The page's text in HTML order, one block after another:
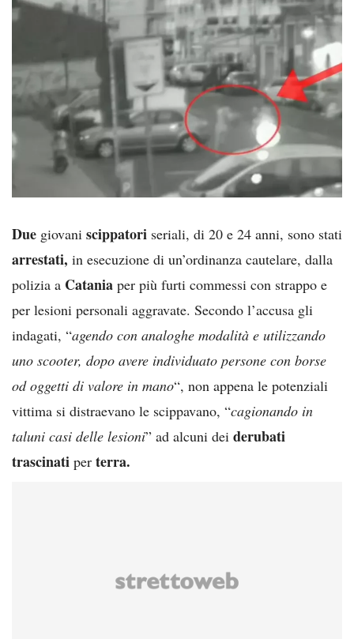
Due giovani scippatori seriali, di 20 e 24 anni, sono stati
arrestati, in esecuzione di un’ordinanza cautelare, dalla
polizia a Catania per più furti commessi con strappo e
per lesioni personali aggravate. Secondo l’accusa gli
indagati, “agendo con analoghe modalità e utilizzando
uno scooter, dopo avere individuato persone con borse
od oggetti di valore in mano“, non appena le potenziali
vittima si distraevano le scippavano, “cagionando in
taluni casi delle lesioni” ad alcuni dei derubati
trascinati per terra.